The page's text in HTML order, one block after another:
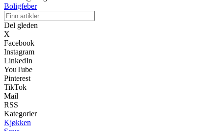
Boligfeber
Del gleden
X
Facebook
Instagram
LinkedIn
YouTube
Pinterest
TikTok
Mail
RSS
Kategorier
Kjøkken